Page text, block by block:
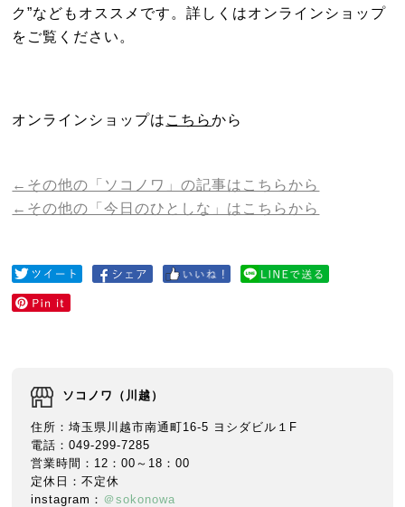
ク”などもオススメです。詳しくはオンラインショップ
をご覧ください。
オンラインショップは こちらから
←その他の「ソコノワ」の記事はこちらから
←その他の「今日のひとしな」はこちらから
ソコノワ（川越）
住所：埼玉県川越市南通町16-5 ヨシダビル１F
電話：049-299-7285
営業時間：12：00～18：00
定休日：不定休
instagram： ＠sokonowa